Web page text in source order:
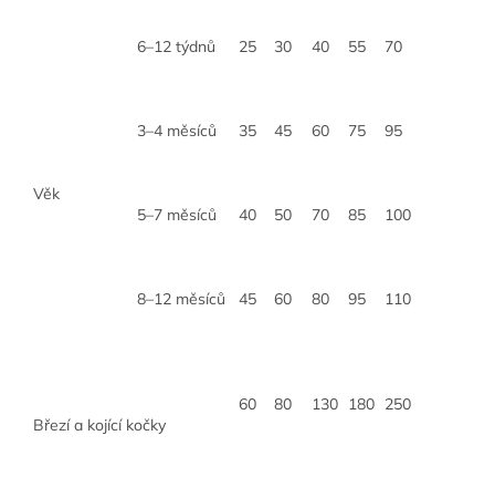
Věk
6–12 týdnů 25 30 40 55 70
3–4 měsíců 35 45 60 75 95
5–7 měsíců 40 50 70 85 100
8–12 měsíců 45 60 80 95 110
Březí a kojící kočky
60 80 130 180 250